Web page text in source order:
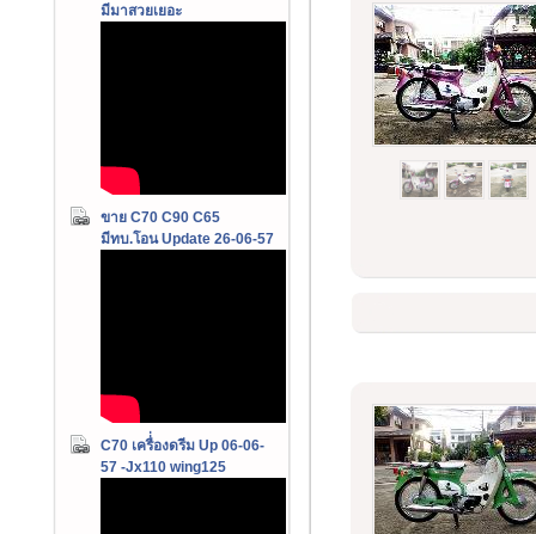
มีมาสวยเยอะ
ขาย C70 C90 C65
มีทบ.โอน Update 26-06-57
C70 เครื่่องดรีม Up 06-06-
57 -Jx110 wing125